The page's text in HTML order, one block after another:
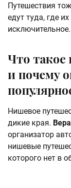
Путешествия
едут туда, где
исключительное.
Что
и почему
Нишевое
дикие края.
организатор
нишевые
которого нет в